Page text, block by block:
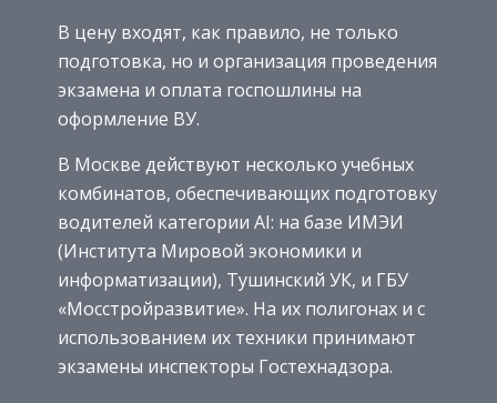
В цену входят, как правило, не только
подготовка, но и организация проведения
экзамена и оплата госпошлины на
оформление ВУ.
В Москве действуют несколько учебных
комбинатов, обеспечивающих подготовку
водителей категории AI: на базе ИМЭИ
(Института Мировой экономики и
информатизации), Тушинский УК, и ГБУ
«Мосстройразвитие». На их полигонах и с
использованием их техники принимают
экзамены инспекторы Гостехнадзора.